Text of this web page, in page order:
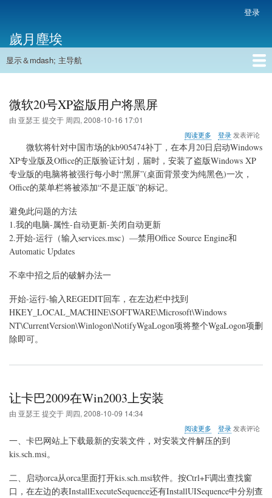
主
内
帐
户
菜
登录
歲月塵埃
主显示＆mdash; 主导航
微软20号XP盗版用户将黑屏
由 亚瑟王 提交于 周四, 2008-10-16 17:01
阅读更多
于
微
软
20
户
登录发表评论
微软将针对中国市场的kb905474补丁， 在本月20日启动Windows
XP专业版及Office的正版验证计划，届时，安装了盗版Windows XP
专业版的电脑将被强行每小时“黑屏”(桌面背景变为纯黑色)一次，
Office的菜单栏将被添加“不是正版”的标记。
避免此问题的方法
1.我的电脑-属性-自动更新-关闭自动更新
2.开始-运行（输入services.msc）—禁用Office Source Engine和
Automatic Updates
不幸中招之后的破解办法一
开始-运行-输入REGEDIT回车，在左边栏中找到
HKEY_LOCAL_MACHINE\SOFTWARE\Microsoft\Windows
NT\CurrentVersion\Winlogon\NotifyWgaLogon项将整个WgaLogon项删
除即可。
让卡巴2009在Win2003上安装
由 亚瑟王 提交于 周四, 2008-10-09 14:34
阅读更多
于
让
2009
在
登录发表评论
一、卡巴网站上下载最新的安装文件，对安装文件解压的到
kis.sch.msi。
二、启动orca从orca里面打开kis.sch.msi软件。按Ctrl+F调出查找窗
口，在左边的表InstallExecuteSequence还有InstallUISequence中分别查